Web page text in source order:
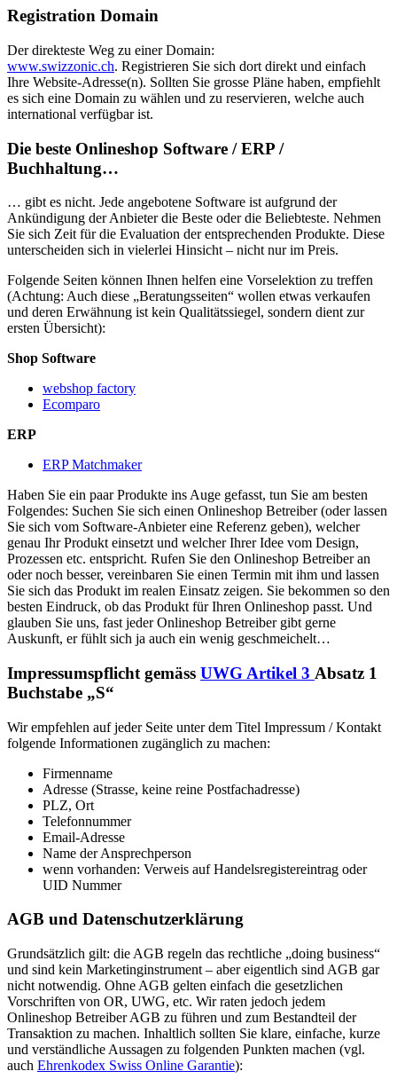
Registration Domain
Der direkteste Weg zu einer Domain:
www.swizzonic.ch. Registrieren Sie sich dort direkt und einfach
Ihre Website-Adresse(n). Sollten Sie grosse Pläne haben, empfiehlt
es sich eine Domain zu wählen und zu reservieren, welche auch
international verfügbar ist.
Die beste Onlineshop Software / ERP /
Buchhaltung…
… gibt es nicht. Jede angebotene Software ist aufgrund der
Ankündigung der Anbieter die Beste oder die Beliebteste. Nehmen
Sie sich Zeit für die Evaluation der entsprechenden Produkte. Diese
unterscheiden sich in vielerlei Hinsicht – nicht nur im Preis.
Folgende Seiten können Ihnen helfen eine Vorselektion zu treffen
(Achtung: Auch diese „Beratungsseiten“ wollen etwas verkaufen
und deren Erwähnung ist kein Qualitätssiegel, sondern dient zur
ersten Übersicht):
Shop Software
webshop factory
Ecomparo
ERP
ERP Matchmaker
Haben Sie ein paar Produkte ins Auge gefasst, tun Sie am besten
Folgendes: Suchen Sie sich einen Onlineshop Betreiber (oder lassen
Sie sich vom Software-Anbieter eine Referenz geben), welcher
genau Ihr Produkt einsetzt und welcher Ihrer Idee vom Design,
Prozessen etc. entspricht. Rufen Sie den Onlineshop Betreiber an
oder noch besser, vereinbaren Sie einen Termin mit ihm und lassen
Sie sich das Produkt im realen Einsatz zeigen. Sie bekommen so den
besten Eindruck, ob das Produkt für Ihren Onlineshop passt. Und
glauben Sie uns, fast jeder Onlineshop Betreiber gibt gerne
Auskunft, er fühlt sich ja auch ein wenig geschmeichelt…
Impressumspflicht gemäss UWG Artikel 3 Absatz 1
Buchstabe „S“
Wir empfehlen auf jeder Seite unter dem Titel Impressum / Kontakt
folgende Informationen zugänglich zu machen:
Firmenname
Adresse (Strasse, keine reine Postfachadresse)
PLZ, Ort
Telefonnummer
Email-Adresse
Name der Ansprechperson
wenn vorhanden: Verweis auf Handelsregistereintrag oder
UID Nummer
AGB und Datenschutzerklärung
Grundsätzlich gilt: die AGB regeln das rechtliche „doing business“
und sind kein Marketinginstrument – aber eigentlich sind AGB gar
nicht notwendig. Ohne AGB gelten einfach die gesetzlichen
Vorschriften von OR, UWG, etc. Wir raten jedoch jedem
Onlineshop Betreiber AGB zu führen und zum Bestandteil der
Transaktion zu machen. Inhaltlich sollten Sie klare, einfache, kurze
und verständliche Aussagen zu folgenden Punkten machen (vgl.
auch Ehrenkodex Swiss Online Garantie):